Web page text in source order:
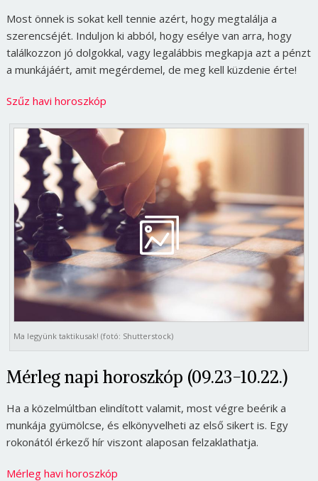
Most önnek is sokat kell tennie azért, hogy megtalálja a
szerencséjét. Induljon ki abból, hogy esélye van arra, hogy
találkozzon jó dolgokkal, vagy legalábbis megkapja azt a pénzt
a munkájáért, amit megérdemel, de meg kell küzdenie érte!
Szűz havi horoszkóp
Ma legyünk taktikusak! (fotó: Shutterstock)
Mérleg napi horoszkóp (09.23-10.22.)
Ha a közelmúltban elindított valamit, most végre beérik a
munkája gyümölcse, és elkönyvelheti az első sikert is. Egy
rokonától érkező hír viszont alaposan felzaklathatja.
Mérleg havi horoszkóp